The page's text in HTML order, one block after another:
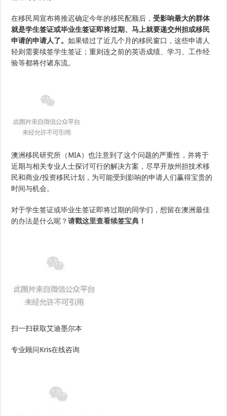
在移民局宣布将推迟确定今年的移民配额后，受影响最大的群体
就是学生签证或毕业生签证即将过期、马上就要递交州担或移民
申请的申请人了。如果错过了近几个月的移民窗口，这些申请人
轻则需要续签学生签证；重则连之前的英语成绩、学习、工作经
验等都将付诸东流。
澳洲移民研究所（MIA）也注意到了这个问题的严重性，并将于
近期与相关专业人士探讨可行的解决方案，尽早开放州担技术移
民和商业/投资移民计划，为可能受到影响的申请人们赢得宝贵的
时间与机会。
对于学生签证或毕业生签证即将过期的同学们，想留在澳洲最佳
的办法是什么呢？请戳这里查看续签宝典！
扫一扫获取艾迪墨尔本
专业顾问Kris在线咨询